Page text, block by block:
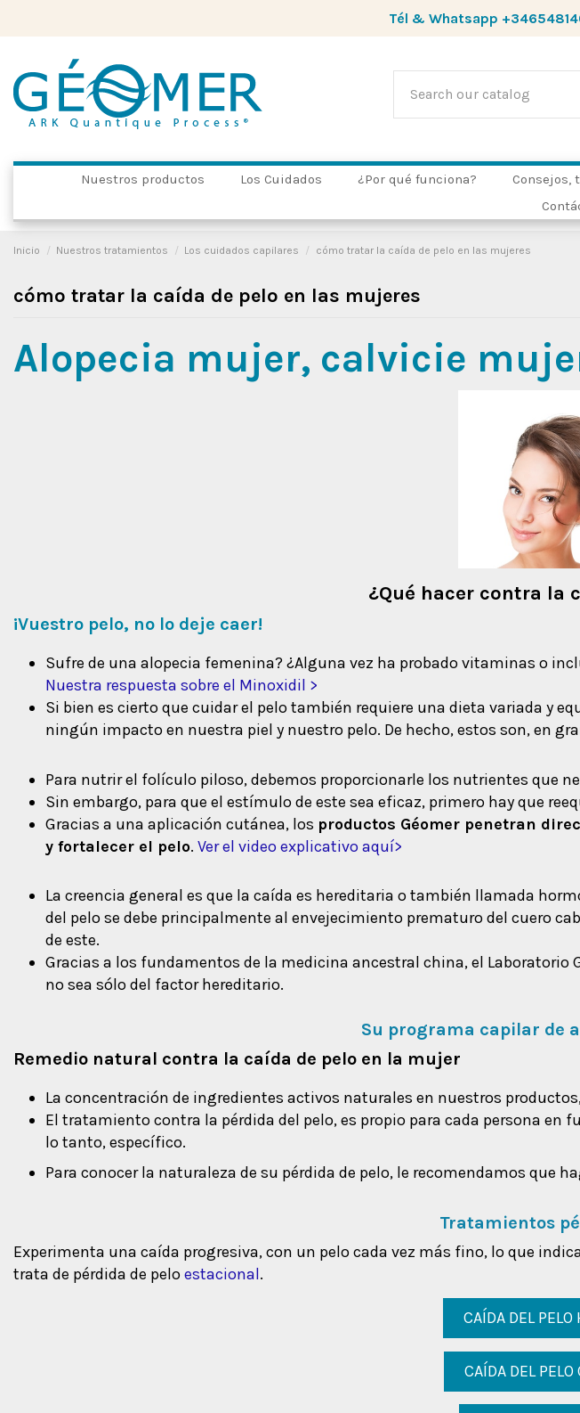
Tél & Whatsapp
Nuestros productos Los Cuidados ¿Por qué funciona? Consejos,
Inicio Nuestros tratamientos Los cuidados capilares cómo tratar la caída de pelo en las mujeres
cómo tratar la caída de pelo en las mujeres
Alopecia mujer, calvicie
¿Qué hacer contra la
¡Vuestro pelo, no lo deje caer!
Sufre de una alopecia femenina? ¿Alguna vez ha probado vitaminas o
Nuestra respuesta sobre el Minoxidil >
Si bien es cierto que cuidar el pelo también requiere una dieta variada y
ningún impacto en nuestra piel y nuestro pelo. De hecho, estos son, en
Para nutrir el folículo piloso, debemos proporcionarle los nutrientes que
Sin embargo, para que el estímulo de este sea eficaz, primero hay que
Gracias a una aplicación cutánea, los productos Géomer penetran
y fortalecer el pelo. Ver el video explicativo aquí>
La creencia general es que la caída es hereditaria o también llamada
del pelo se debe principalmente al envejecimiento prematuro del cuero
de este.
Gracias a los fundamentos de la medicina ancestral china, el
no sea sólo del factor hereditario.
Su programa capilar de
Remedio natural contra la caída de pelo en la mujer
La concentración de ingredientes activos naturales en nuestros
El tratamiento contra la pérdida del pelo, es propio para cada persona en
lo tanto, específico.
Para conocer la naturaleza de su pérdida de pelo, le recomendamos que
Tratamientos
Experimenta una caída progresiva, con un pelo cada vez más fino, lo que
trata de pérdida de peloestacional.
CAÍDA DEL
CAÍDA DEL